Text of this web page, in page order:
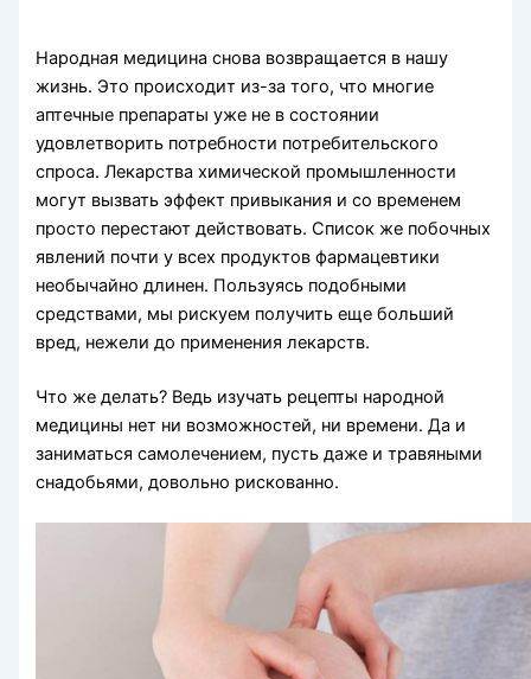
Народная медицина снова возвращается в нашу
жизнь. Это происходит из-за того, что многие
аптечные препараты уже не в состоянии
удовлетворить потребности потребительского
спроса. Лекарства химической промышленности
могут вызвать эффект привыкания и со временем
просто перестают действовать. Список же побочных
явлений почти у всех продуктов фармацевтики
необычайно длинен. Пользуясь подобными
средствами, мы рискуем получить еще больший
вред, нежели до применения лекарств.
Что же делать? Ведь изучать рецепты народной
медицины нет ни возможностей, ни времени. Да и
заниматься самолечением, пусть даже и травяными
снадобьями, довольно рискованно.